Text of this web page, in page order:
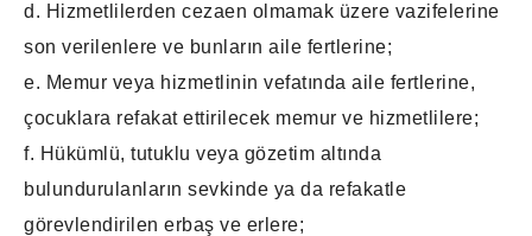
d. Hizmetlilerden cezaen olmamak üzere vazifelerine
son verilenlere ve bunların aile fertlerine;
e. Memur veya hizmetlinin vefatında aile fertlerine,
çocuklara refakat ettirilecek memur ve hizmetlilere;
f. Hükümlü, tutuklu veya gözetim altında
bulundurulanların sevkinde ya da refakatle
görevlendirilen erbaş ve erlere;